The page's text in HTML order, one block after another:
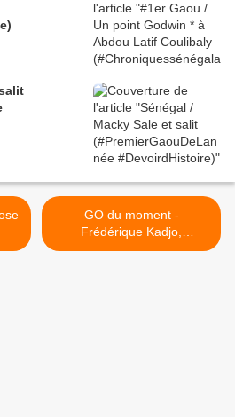
GO du moment -
Frédérique Kadjo,
romancière >